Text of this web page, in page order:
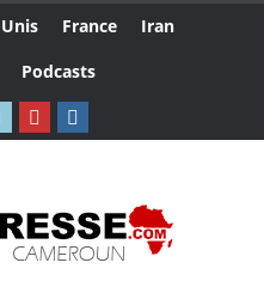
France
Iran
Podcasts